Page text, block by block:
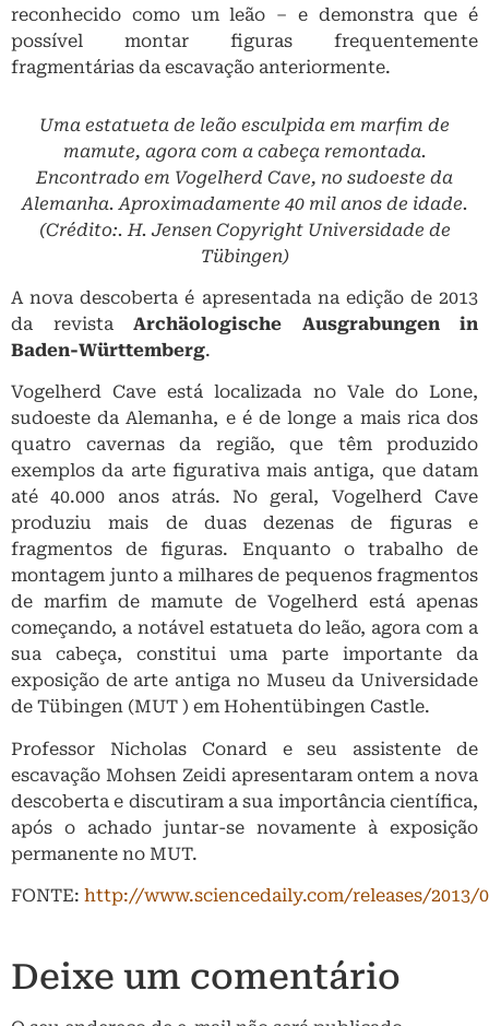
reconhecido como um leão – e demonstra que é
possível montar figuras frequentemente
fragmentárias da escavação anteriormente.
Uma estatueta de leão esculpida em marfim de
mamute, agora com a cabeça remontada.
Encontrado em Vogelherd Cave, no sudoeste da
Alemanha. Aproximadamente 40 mil anos de idade.
(Crédito:. H. Jensen Copyright Universidade de
Tübingen)
A nova descoberta é apresentada na edição de 2013
da revista Archäologische Ausgrabungen in
Baden-Württemberg.
Vogelherd Cave está localizada no Vale do Lone,
sudoeste da Alemanha, e é de longe a mais rica dos
quatro cavernas da região, que têm produzido
exemplos da arte figurativa mais antiga, que datam
até 40.000 anos atrás. No geral, Vogelherd Cave
produziu mais de duas dezenas de figuras e
fragmentos de figuras. Enquanto o trabalho de
montagem junto a milhares de pequenos fragmentos
de marfim de mamute de Vogelherd está apenas
começando, a notável estatueta do leão, agora com a
sua cabeça, constitui uma parte importante da
exposição de arte antiga no Museu da Universidade
de Tübingen (MUT ) em Hohentübingen Castle.
Professor Nicholas Conard e seu assistente de
escavação Mohsen Zeidi apresentaram ontem a nova
descoberta e discutiram a sua importância científica,
após o achado juntar-se novamente à exposição
permanente no MUT.
FONTE: http://www.sciencedaily.com/releases/2013/
Deixe um comentário